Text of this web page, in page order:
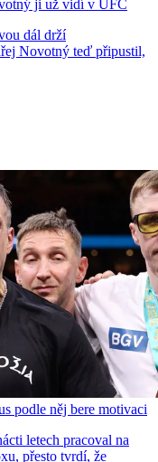
ji už vidí v UFC
dál drží
Novotný teď připustil,
podle něj bere motivaci
letech pracoval na
přesto tvrdí, že